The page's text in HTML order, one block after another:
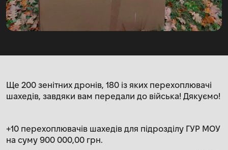
Ще 200 зенітних дронів, 180 із яких перехоплювачі
шахедів, завдяки вам передали до війська! Дякуємо!
+10 перехоплювачів шахедів для підрозділу ГУР МОУ
на суму 900 000,00 грн.